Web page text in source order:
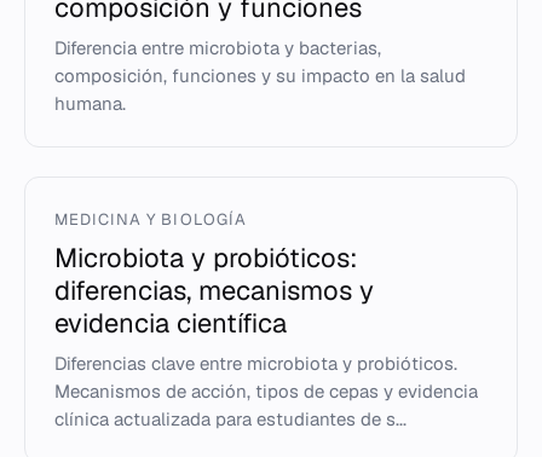
composición y funciones
Diferencia entre microbiota y bacterias,
composición, funciones y su impacto en la salud
humana.
MEDICINA Y BIOLOGÍA
Microbiota y probióticos:
diferencias, mecanismos y
evidencia científica
Diferencias clave entre microbiota y probióticos.
Mecanismos de acción, tipos de cepas y evidencia
clínica actualizada para estudiantes de s...